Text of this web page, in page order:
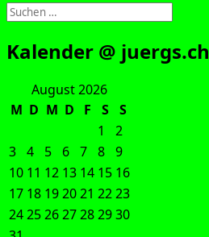
Suchen
nach:
Kalender @ juergs.ch
August 2026
M D M D F S
S
1
2
3 4 5 6 7 8 9
10 11 12 13 14 15 16
17 18 192021 2223
24252627282930